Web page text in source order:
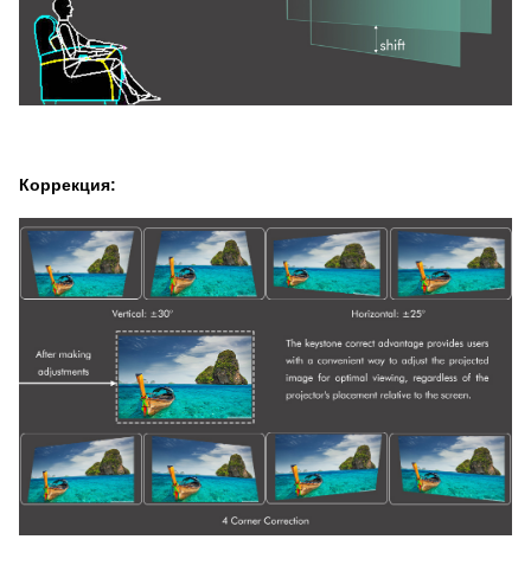
Коррекция: